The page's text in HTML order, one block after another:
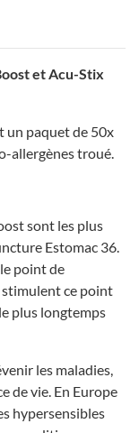
et Acu-Stix
un paquet de 50x
allergènes troué.
sont les plus
Estomac 36.
point de
stimulent ce point
plus longtemps
les maladies,
de vie. En Europe
hypersensibles